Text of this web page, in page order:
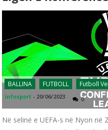
BALLINA FUTBOLL Futboll
infosport - 20/06/2023 0
Në selinë e UEFA-s në Nyon në